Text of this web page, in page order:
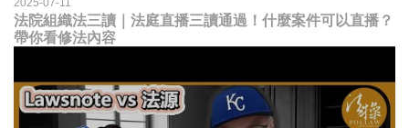
法院組織法三讀｜法庭直播三讀通過！什麼案件可以直播？
帶你看修法內容